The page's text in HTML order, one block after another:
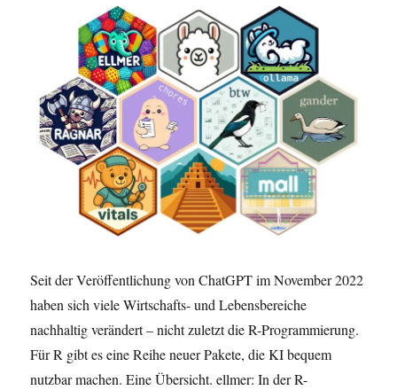
Seit der Veröffentlichung von ChatGPT im November 2022
haben sich viele Wirtschafts- und Lebensbereiche
nachhaltig verändert – nicht zuletzt die R-Programmierung.
Für R gibt es eine Reihe neuer Pakete, die KI bequem
nutzbar machen. Eine Übersicht. ellmer: In der R-